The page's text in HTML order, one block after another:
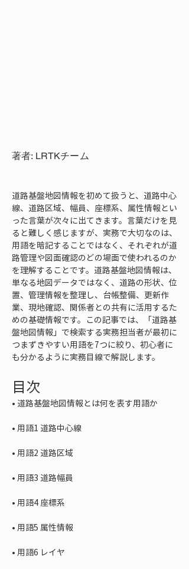
著者: LRTKチーム
道路基盤地図情報を初めて扱うと、道路中心
線、道路区域、幅員、座標系、属性情報とい
った言葉が次々に出てきます。言葉だけを見
ると難しく感じますが、実務で大切なのは、
用語を暗記することではなく、それぞれが道
路管理や図面確認のどの場面で使われるのか
を理解することです。道路基盤地図情報は、
単なる地図データではなく、道路の形状、位
置、管理情報を整理し、台帳整備、更新作
業、現地確認、関係者との共有に活用するた
めの基礎情報です。この記事では、「道路基
盤地図情報」で検索する実務担当者が最初に
つまずきやすい用語を7つに絞り、初心者に
も分かるように実務目線で解説します。
目次
•
•
•
•
•
•
•